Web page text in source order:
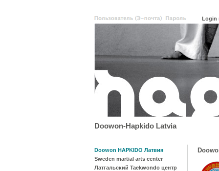
Doowon-Hapkido Latvia
Doowon HAPKIDO Латвия
Sweden martial arts center
Латгальский Taekwondo центр